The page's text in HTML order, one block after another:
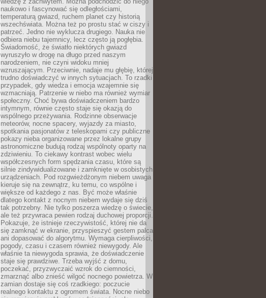
naukowo i fascynować się odległościami,
temperaturą gwiazd, ruchem planet czy historią
wszechświata. Można też po prostu stać w ciszy i
patrzeć. Jedno nie wyklucza drugiego. Nauka nie
odbiera niebu tajemnicy, lecz często ją pogłębia.
Świadomość, że światło niektórych gwiazd
wyruszyło w drogę na długo przed naszym
narodzeniem, nie czyni widoku mniej
wzruszającym. Przeciwnie, nadaje mu głębię, której
trudno doświadczyć w innych sytuacjach. To rzadki
przypadek, gdy wiedza i emocja wzajemnie się
wzmacniają. Patrzenie w niebo ma również wymiar
społeczny. Choć bywa doświadczeniem bardzo
intymnym, równie często staje się okazją do
wspólnego przeżywania. Rodzinne obserwacje
meteorów, nocne spacery, wyjazdy za miasto,
spotkania pasjonatów z teleskopami czy publiczne
pokazy nieba organizowane przez lokalne grupy
astronomiczne budują rodzaj wspólnoty oparty na
zdziwieniu. To ciekawy kontrast wobec wielu
współczesnych form spędzania czasu, które są
silnie zindywidualizowane i zamknięte w osobistych
urządzeniach. Pod rozgwieżdżonym niebem uwaga
kieruje się na zewnątrz, ku temu, co wspólne i
większe od każdego z nas. Być może właśnie
dlatego kontakt z nocnym niebem wydaje się dziś
tak potrzebny. Nie tylko poszerza wiedzę o świecie,
ale też przywraca pewien rodzaj duchowej proporcji.
Pokazuje, że istnieje rzeczywistość, której nie da
się zamknąć w ekranie, przyspieszyć gestem palca
ani dopasować do algorytmu. Wymaga cierpliwości,
pogody, czasu i czasem również niewygody. Ale
właśnie ta niewygoda sprawia, że doświadczenie
staje się prawdziwe. Trzeba wyjść z domu,
poczekać, przyzwyczaić wzrok do ciemności,
zmarznąć albo znieść wilgoć nocnego powietrza. W
zamian dostaje się coś rzadkiego: poczucie
realnego kontaktu z ogromem świata. Nocne niebo